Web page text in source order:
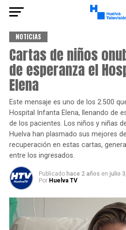
NOTICIAS
Cartas de niños
de esperanza el
Elena
Este mensaje es uno de los 2.500
Hospital Infanta Elena, llenando de
de los pacientes. Los niños y niñas
Huelva han plasmado sus mejores
recuperación en estas cartas,
entre los ingresados.
Publicado hace 2 años en julio
Por Huelva TV